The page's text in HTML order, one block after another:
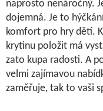
naprosto nenáročný.
dojemná. Je to
komfort pro hry dětí.
krytinu položit má
zato kupa radosti. A
velmi zajímavou
zaměřuje, tak to vaši